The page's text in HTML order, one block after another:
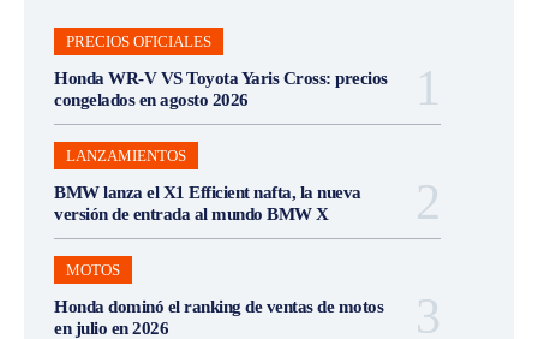
PRECIOS OFICIALES
Honda WR-V VS Toyota Yaris Cross: precios
congelados en agosto 2026
LANZAMIENTOS
BMW lanza el X1 Efficient nafta, la nueva
versión de entrada al mundo BMW X
MOTOS
Honda dominó el ranking de ventas de motos
en julio en 2026